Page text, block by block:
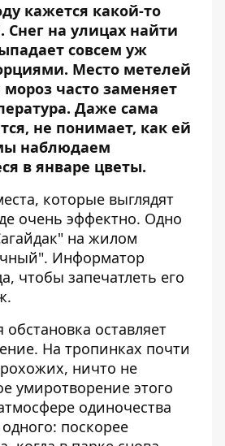
кажется какой-то
Снег на улицах найти
совсем уж
Место метелей
часто заменяет
Даже сама
не понимает, как ей
наблюдаем
в январе цветы.
которые выглядят
очень эффектно. Одно
на жилом
Информатор
чтобы запечатлеть его
оставляет
На тропинках почти
ничто не
умиротворение этого
одиночества
поскорее